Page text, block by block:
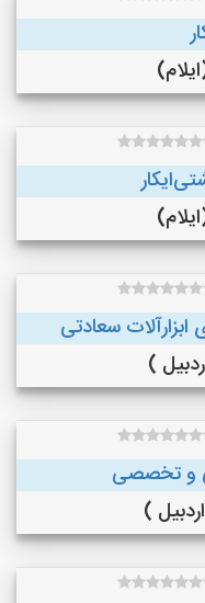
سعادتی
و تخصصی